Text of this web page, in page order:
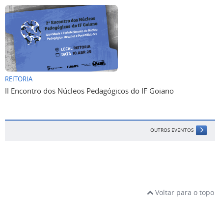
REITORIA
II Encontro dos Núcleos Pedagógicos do IF Goiano
OUTROS EVENTOS
Voltar para o topo